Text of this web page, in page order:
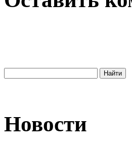
Новости